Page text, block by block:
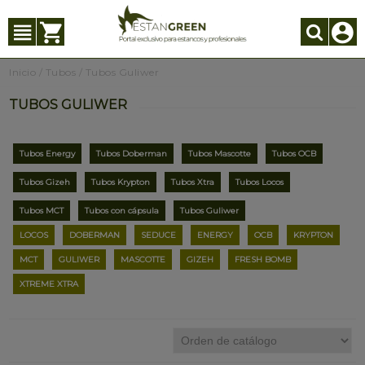
Inicio Tubos Tubos Guliwer
TUBOS GULIWER
Tubos Energy Tubos Doberman Tubos Mascotte Tubos OCB
Tubos Gizeh Tubos Krypton Tubos Xtra Tubos Locos
Tubos MCT Tubos con cápsula Tubos Guliwer
LOCOS DOBERMAN SEDUCE ENERGY OCB KRYPTON
MCT GULIWER MASCOTTE GIZEH FRESH BOMB
XTREME XTRA